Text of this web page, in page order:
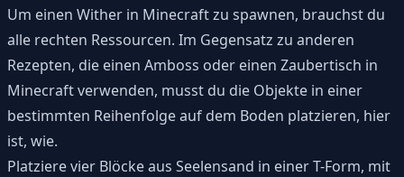
Um einen Wither in Minecraft zu spawnen, brauchst du
alle rechten Ressourcen. Im Gegensatz zu anderen
Rezepten, die einen Amboss oder einen Zaubertisch in
Minecraftverwenden, musst du die Objekte in einer
bestimmten Reihenfolge auf dem Boden platzieren, hier
ist, wie.
Platziere vier Blöcke aus Seelensand in einer T-Form, mit